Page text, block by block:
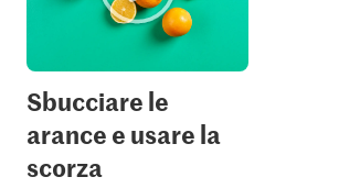
Zucchero a velo
657
0.45
M-Classic Cannella
Macinata
132
Sbucciare le
arance e usare la
scorza